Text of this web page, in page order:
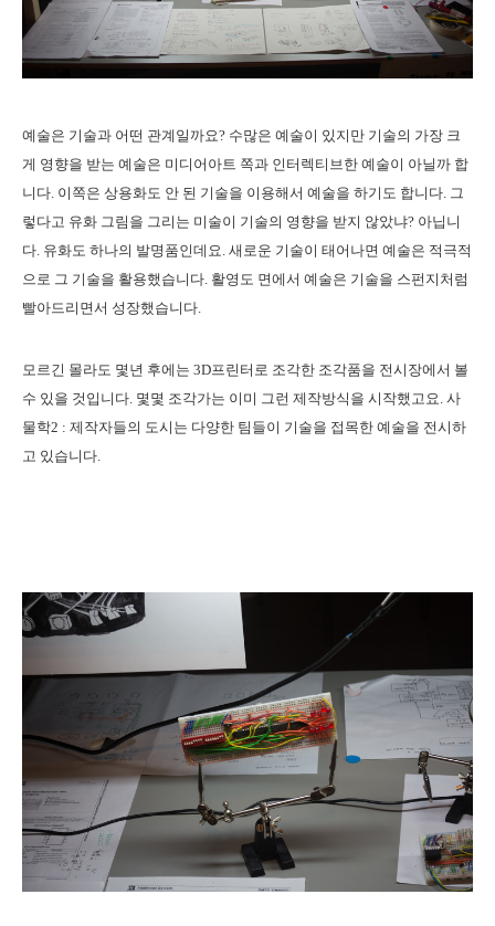
예술은 기술과 어떤 관계일까요? 수많은 예술이 있지만 기술의 가장 크
게 영향을 받는 예술은 미디어아트 쪽과 인터렉티브한 예술이 아닐까 합
니다. 이쪽은 상용화도 안 된 기술을 이용해서 예술을 하기도 합니다. 그
렇다고 유화 그림을 그리는 미술이 기술의 영향을 받지 않았냐? 아닙니
다. 유화도 하나의 발명품인데요. 새로운 기술이 태어나면 예술은 적극적
으로 그 기술을 활용했습니다. 활영도 면에서 예술은 기술을 스펀지처럼
빨아드리면서 성장했습니다.
모르긴 몰라도 몇년 후에는 3D프린터로 조각한 조각품을 전시장에서 볼
수 있을 것입니다. 몇몇 조각가는 이미 그런 제작방식을 시작했고요. 사
물학2 : 제작자들의 도시는 다양한 팀들이 기술을 접목한 예술을 전시하
고 있습니다.